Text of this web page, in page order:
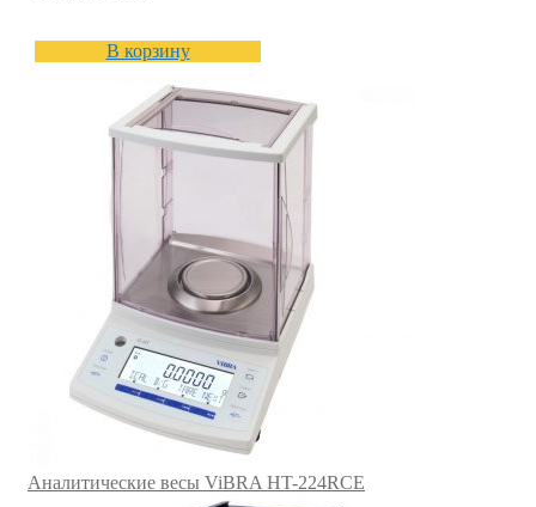
В корзину
Аналитические весы ViBRA HT-224RCE